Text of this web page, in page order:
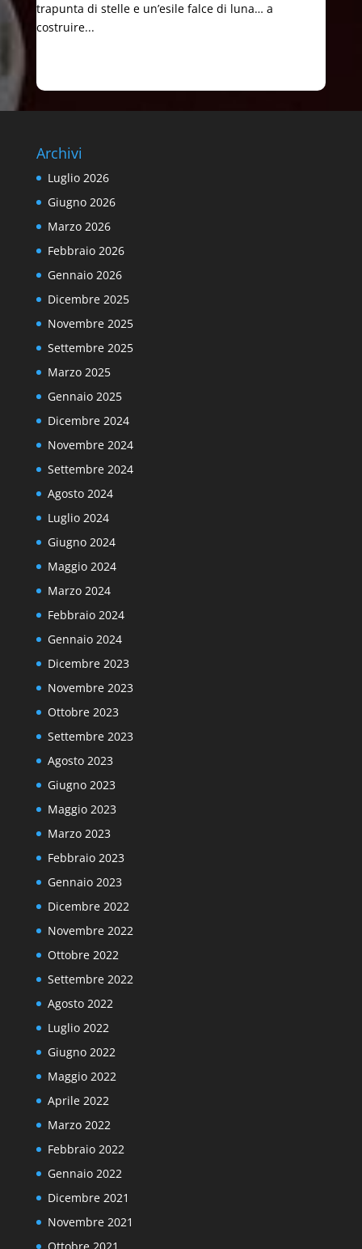
trapunta di stelle e un’esile falce di luna… a
costruire...
Archivi
Luglio 2026
Giugno 2026
Marzo 2026
Febbraio 2026
Gennaio 2026
Dicembre 2025
Novembre 2025
Settembre 2025
Marzo 2025
Gennaio 2025
Dicembre 2024
Novembre 2024
Settembre 2024
Agosto 2024
Luglio 2024
Giugno 2024
Maggio 2024
Marzo 2024
Febbraio 2024
Gennaio 2024
Dicembre 2023
Novembre 2023
Ottobre 2023
Settembre 2023
Agosto 2023
Giugno 2023
Maggio 2023
Marzo 2023
Febbraio 2023
Gennaio 2023
Dicembre 2022
Novembre 2022
Ottobre 2022
Settembre 2022
Agosto 2022
Luglio 2022
Giugno 2022
Maggio 2022
Aprile 2022
Marzo 2022
Febbraio 2022
Gennaio 2022
Dicembre 2021
Novembre 2021